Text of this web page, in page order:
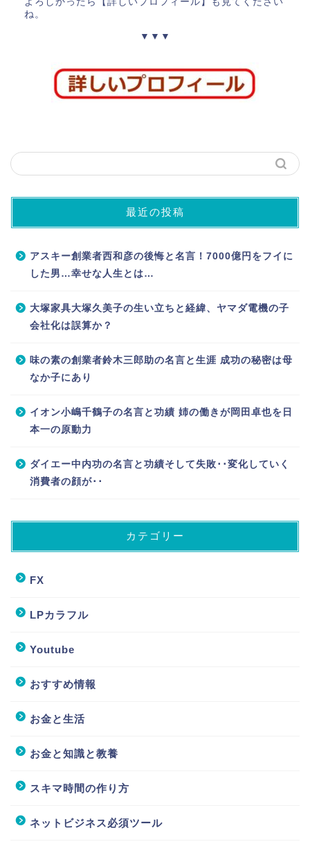
ね。
▼▼▼
最近の投稿
アスキー創業者西和彦の後悔と名言！7000億円をフイに
した男…幸せな人生とは…
大塚家具大塚久美子の生い立ちと経緯、ヤマダ電機の子
会社化は誤算か？
味の素の創業者鈴木三郎助の名言と生涯 成功の秘密は母
なか子にあり
イオン小嶋千鶴子の名言と功績 姉の働きが岡田卓也を日
本一の原動力
ダイエー中内功の名言と功績そして失敗･･変化していく
消費者の顔が･･
カテゴリー
FX
LPカラフル
Youtube
おすすめ情報
お金と生活
お金と知識と教養
スキマ時間の作り方
ネットビジネス必須ツール